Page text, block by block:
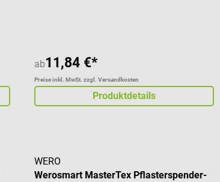
ab11,84 €*
Preise inkl. MwSt. zzgl. Versandkosten
Produktdetails
WERO
Werosmart MasterTex Pflasterspender-